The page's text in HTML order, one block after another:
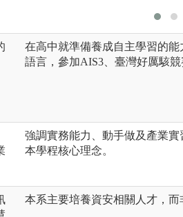
在高中就準備養成自主學習的
語言，參加AIS3、臺灣好厲駭競
強調實務能力、動手做及產業
本學程核心理念。
本系主要培養資安相關人才，而